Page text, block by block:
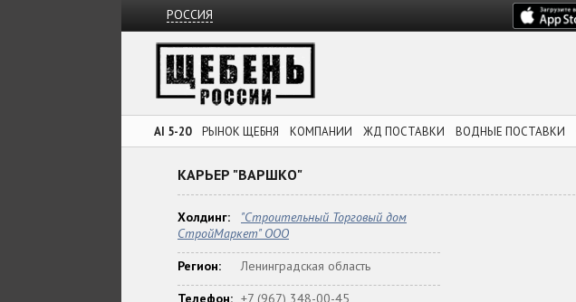
РОССИЯ
AI 5-20 РЫНОК ЩЕБНЯ КОМПАНИИ ЖД ПОСТАВКИ ВОДНЫЕ ПОСТАВКИ
КАРЬЕР "ВАРШКО"
Холдинг:
"Строительный Торговый дом
СтройМаркет" ООО
Регион:
Ленинградская область
Телефон: +7 (967) 348-00-45